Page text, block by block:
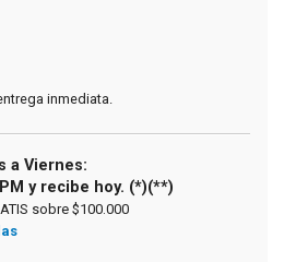
inmediata.
a Viernes:
y recibe hoy. (*)(**)
sobre $100.000